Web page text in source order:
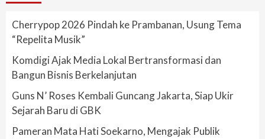
Cherrypop 2026 Pindah ke Prambanan, Usung Tema
“Repelita Musik”
Komdigi Ajak Media Lokal Bertransformasi dan
Bangun Bisnis Berkelanjutan
Guns N’ Roses Kembali Guncang Jakarta, Siap Ukir
Sejarah Baru di GBK
Pameran Mata Hati Soekarno, Mengajak Publik